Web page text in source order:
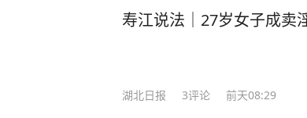
西方向约700公里，就是北
最大风力有8级18米/秒（约
来“琵鹭”对我国无影响。
寿江说法｜27岁女子成卖
湖北日报 3评论 前天08:29